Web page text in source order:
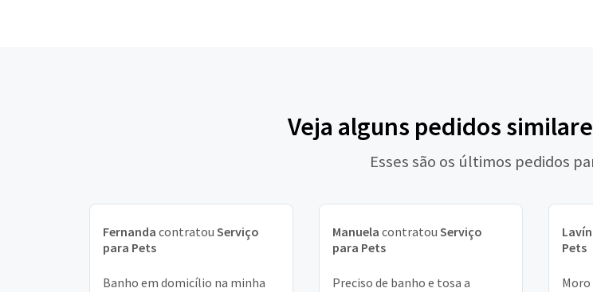
Veja alguns pedidos
Esses são os últimos pedidos
Fernanda contratou Serviço
para Pets
Banho em domicílio na minha
Manuela contratou Serviço
para Pets
Preciso de banho e tosa a
Pets